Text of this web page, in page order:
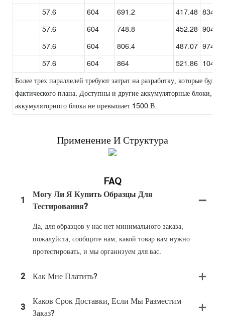
57.6 604 691.2 417.48 834.97
57.6 604 748.8 452.28 904.55
57.6 604 806.4 487.07 974.13
57.6 604 864 521.86
Более трех параллелей требуют затрат на разработку, которые будут
фактического плана. Доступны и другие аккумуляторные блоки,
аккумуляторного блока не превышает 1500 В.
Применение И Структура
FAQ
1
Могу Ли Я Купить Образцы Для
Тестирования?
Да, для образцов у нас нет минимального заказа,
пожалуйста, сообщите нам, какой товар вам нужно
протестировать, и мы организуем для вас.
2 Как Мне Платить?
3
Каков Срок Доставки, Если Мы Разместим
Заказ?